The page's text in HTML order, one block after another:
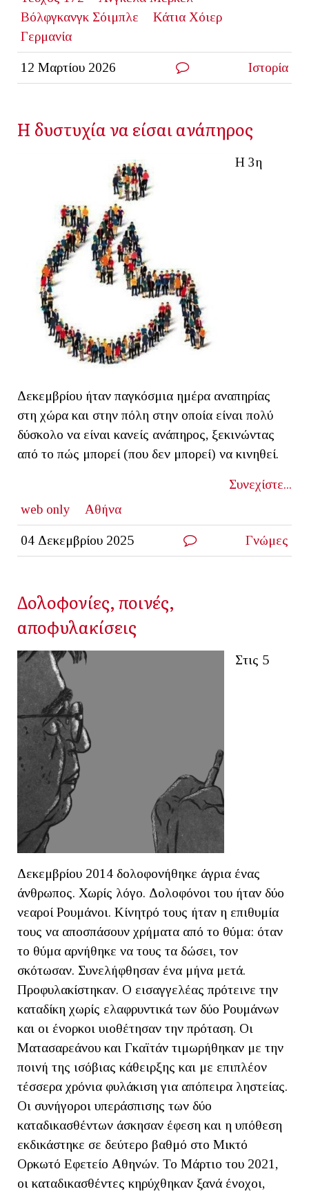
Βόλφγκανγκ Σόιμπλε
Κάτια Χόιερ
Γερμανία
12 Μαρτίου 2026 Ιστορία
Η δυστυχία να είσαι ανάπηρος
Η 3η
Δεκεμβρίου ήταν παγκόσμια ημέρα αναπηρίας
στη χώρα και στην πόλη στην οποία είναι πολύ
δύσκολο να είναι κανείς ανάπηρος, ξεκινώντας
από το πώς μπορεί (που δεν μπορεί) να κινηθεί.
Συνεχίστε...
web only
Αθήνα
04 Δεκεμβρίου 2025 Γνώμες
Δολοφονίες, ποινές,
αποφυλακίσεις
Στις 5
Δεκεμβρίου 2014 δολοφονήθηκε άγρια ένας
άνθρωπος. Χωρίς λόγο. Δολοφόνοι του ήταν δύο
νεαροί Ρουμάνοι. Κίνητρό τους ήταν η επιθυμία
τους να αποσπάσουν χρήματα από το θύμα: όταν
το θύμα αρνήθηκε να τους τα δώσει, τον
σκότωσαν. Συνελήφθησαν ένα μήνα μετά.
Προφυλακίστηκαν. Ο εισαγγελέας πρότεινε την
καταδίκη χωρίς ελαφρυντικά των δύο Ρουμάνων
και οι ένορκοι υιοθέτησαν την πρόταση. Οι
Ματασαρεάνου και Γκαϊτάν τιμωρήθηκαν με την
ποινή της ισόβιας κάθειρξης και με επιπλέον
τέσσερα χρόνια φυλάκιση για απόπειρα ληστείας.
Οι συνήγοροι υπεράσπισης των δύο
καταδικασθέντων άσκησαν έφεση και η υπόθεση
εκδικάστηκε σε δεύτερο βαθμό στο Μικτό
Ορκωτό Εφετείο Αθηνών. Το Μάρτιο του 2021,
οι καταδικασθέντες κηρύχθηκαν ξανά ένοχοι,